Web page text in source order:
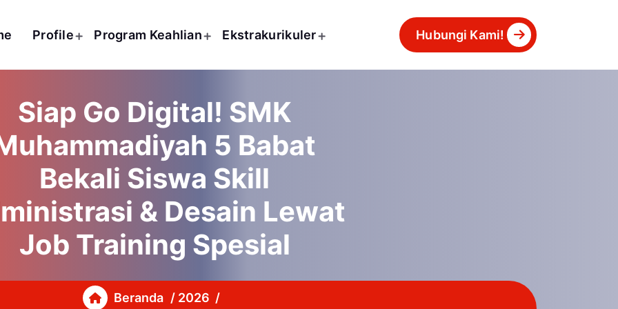
Profile Program Keahlian Ekstrakurikuler Hubungi Kami!
Siap Go Digital! SMK
5 Babat
Bekali Siswa Skill
& Desain Lewat
Job Training Spesial
Beranda / 2026 /